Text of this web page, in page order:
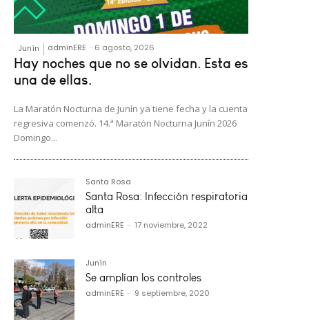
Junín adminERE - 6 agosto, 2026
Hay noches que no se olvidan. Esta es
una de ellas.
La Maratón Nocturna de Junín ya tiene fecha y la cuenta
regresiva comenzó. 14.ª Maratón Nocturna Junín 2026
Domingo...
Santa Rosa
Santa Rosa: Infección respiratoria
alta
adminERE - 17 noviembre, 2022
Junín
Se amplían los controles
adminERE - 9 septiembre, 2020